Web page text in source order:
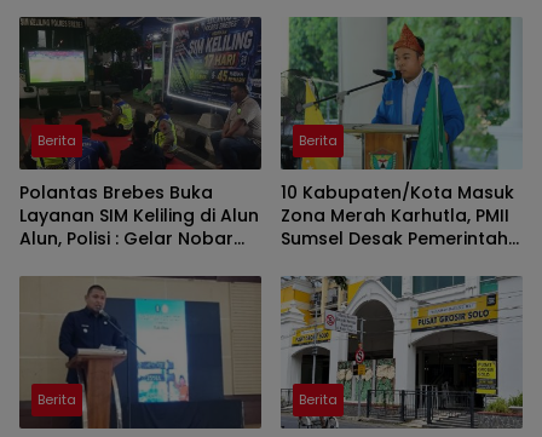
Berita
Polantas Brebes Buka
Layanan SIM Keliling di Alun
Alun, Polisi : Gelar Nobar
AFF
Berita
10 Kabupaten/Kota Masuk
Zona Merah Karhutla, PMII
Sumsel Desak Pemerintah
Berita Berita